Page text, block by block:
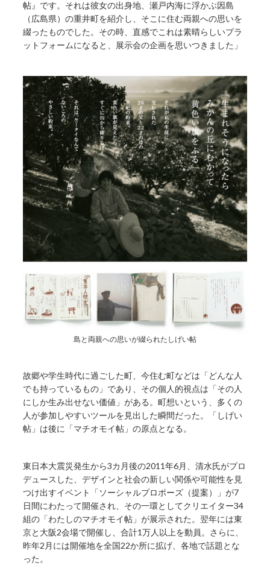
帖』です。それは彼女の出身地、瀬戸内海に浮かぶ因島
（広島県）の重井町を紹介し、そこに住む両親への思いを
綴ったものでした。その時、直感でこれは素晴らしいプラ
ットフォームになると、展示会の企画を思いつきました」
島と両親への思いが綴られたしげい帖
故郷や学生時代に過ごした町、今住む町などは「どんな人
でも持っているもの」であり、その個人的視点は「その人
にしか生み出せない価値」がある。町想いという、多くの
人が参加しやすいツールを見出した瞬間だった。「しげい
帖」は後に「マチオモイ帖」の原点となる。
東日本大震災発生から3カ月後の2011年6月、清水氏がプロ
デュースした、デザインと社会の新しい関係や可能性を見
つけ出すイベント「ソーシャルプロポーズ（提案）」が7
日間にわたって開催され、その一環としてクリエイター34
組の「わたしのマチオモイ帖」が展示された。翌年には東
京と大阪2会場で開催し、合計1万人以上を動員。さらに、
昨年2月には開催地を全国22か所に拡げ、各地で話題とな
った。